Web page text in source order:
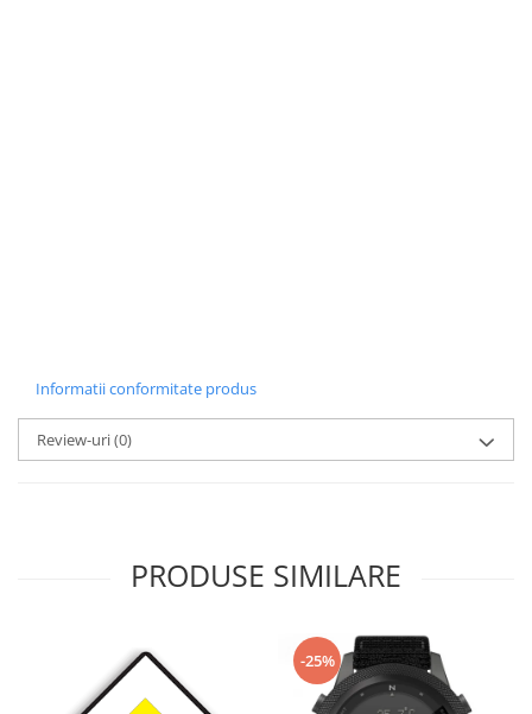
Informatii conformitate produs
Review-uri(0)
PRODUSE SIMILARE
-25%